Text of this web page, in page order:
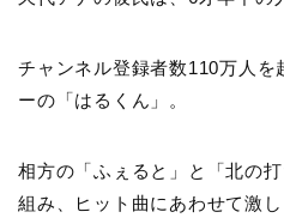
チャンネル登録者数110万人
ーの「はるくん」。
相方の「ふぇると」と「北の
組み、ヒット曲にあわせて激